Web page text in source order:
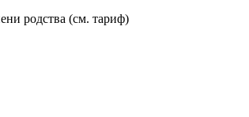
родства (см. тариф)